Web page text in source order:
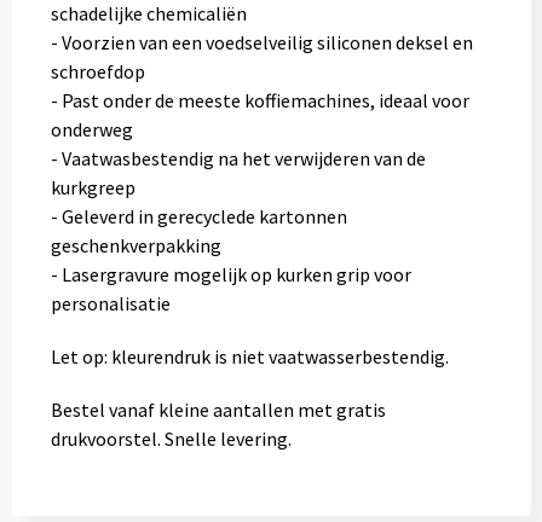
schadelijke chemicaliën
- Voorzien van een voedselveilig siliconen deksel en
schroefdop
- Past onder de meeste koffiemachines, ideaal voor
onderweg
- Vaatwasbestendig na het verwijderen van de
kurkgreep
- Geleverd in gerecyclede kartonnen
geschenkverpakking
- Lasergravure mogelijk op kurken grip voor
personalisatie
Let op: kleurendruk is niet vaatwasserbestendig.
Bestel vanaf kleine aantallen met gratis
drukvoorstel. Snelle levering.